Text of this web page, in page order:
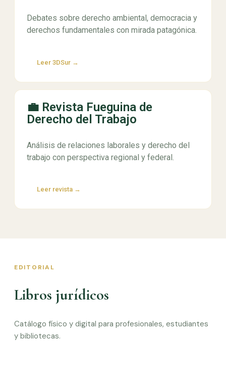
Debates sobre derecho ambiental, democracia y
derechos fundamentales con mirada patagónica.
Leer 3DSur →
💼 Revista Fueguina de
Derecho del Trabajo
Análisis de relaciones laborales y derecho del
trabajo con perspectiva regional y federal.
Leer revista →
EDITORIAL
Libros jurídicos
Catálogo físico y digital para profesionales, estudiantes
y bibliotecas.